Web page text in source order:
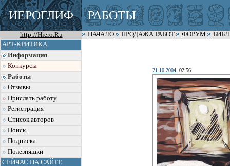
ИЕРОГЛИФ РАБОТЫ
http://Hiero.Ru НАЧАЛО ПРОДАЖА РАБОТ ФОРУМ
АРТ-КРИТИКА
Информация
Конкурсы
Работы
Отзывы
Прислать работу
Регистрация
Список авторов
Поиск
Подписка
Полезняшки
СЕЙЧАС НА САЙТЕ
21.10.2004 , 02:56